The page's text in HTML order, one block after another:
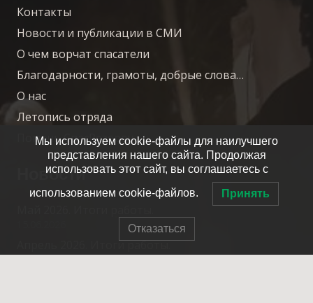
Контакты
Новости и публикации в СМИ
О чем ворчат спасатели
Благодарности, грамоты, добрые слова…
О нас
Летопись отряда
Помочь СпасРезерву
Новости
Апрель 2026. Итоги работы.
Мы используем cookie-файлы для наилучшего
представления нашего сайта. Продолжая
использовать этот сайт, вы соглашаетесь с
использованием cookie-файлов. Принять
Отказаться